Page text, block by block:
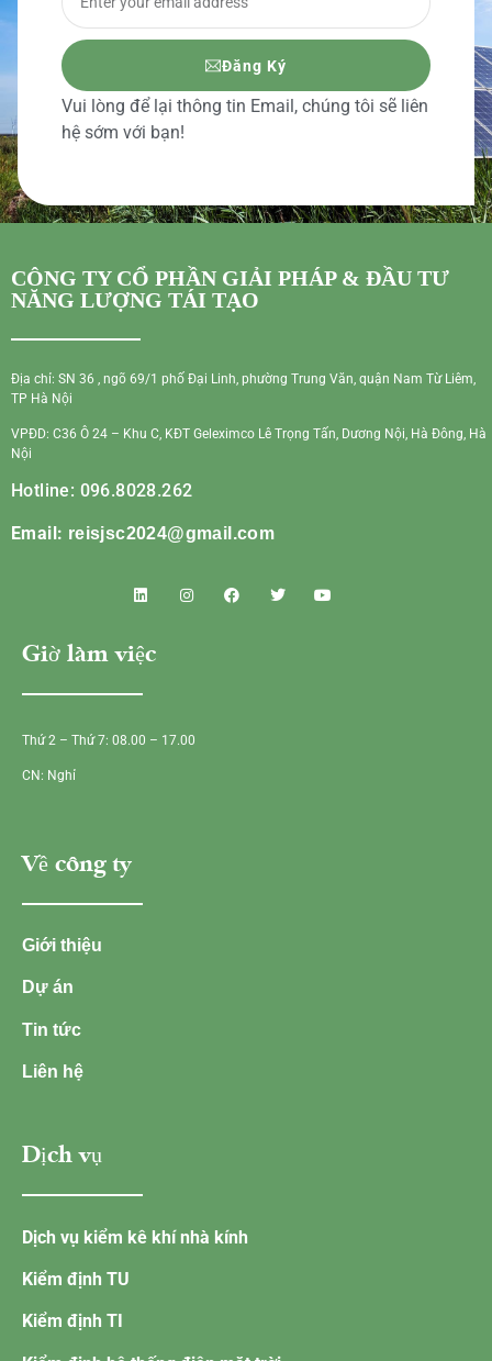
Đăng Ký
Vui lòng để lại thông tin Email, chúng tôi sẽ liên
hệ sớm với bạn!
CÔNG TY CỔ PHẦN GIẢI PHÁP & ĐẦU TƯ
NĂNG LƯỢNG TÁI TẠO
Địa chỉ: SN 36 , ngõ 69/1 phố Đại Linh, phường Trung Văn, quận Nam Từ Liêm,
TP Hà Nội
VPĐD: C36 Ô 24 – Khu C, KĐT Geleximco Lê Trọng Tấn, Dương Nội, Hà Đông, Hà
Nội
Hotline: 096.8028.262
Email: reisjsc2024@gmail.com
Giờ làm việc
Thứ 2 – Thứ 7: 08.00 – 17.00
CN: Nghỉ
Về công ty
Giới thiệu
Dự án
Tin tức
Liên hệ
Dịch vụ
Dịch vụ kiểm kê khí nhà kính
Kiểm định TU
Kiểm định TI